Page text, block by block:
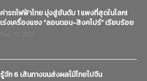
ค่ารถไฟฟ้าไทย มุ่งสู่อันดับ 1 แพงที่สุดในโลก!
เร่งเครื่องแซง “ลอนดอน-สิงคโปร์” เรียบร้อย
รู้จัก 6 เส้นทางขนส่งผลไม้ไทยไปจีน